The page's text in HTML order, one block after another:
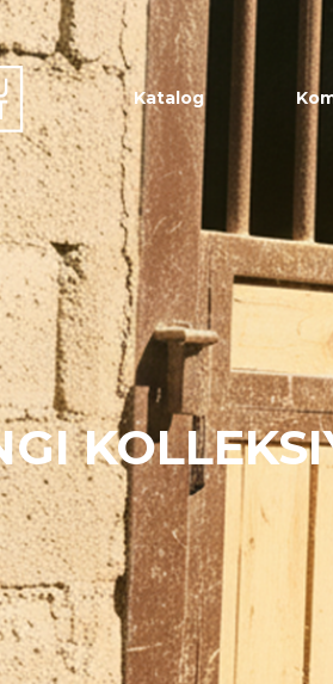
Katalog